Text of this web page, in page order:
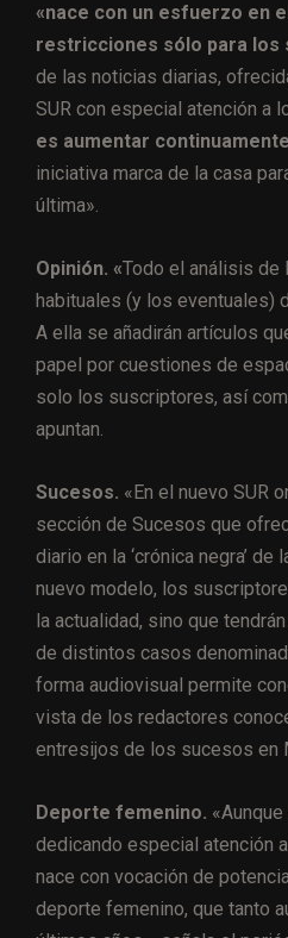
«nace con un esfuerzo en
restricciones sólo para los
de las noticias diarias,
SUR con especial atención a
es aumentar
iniciativa marca de la casa
última».
Opinión. «Todo el análisis de
habituales (y los eventuales)
A ella se añadirán artículos
papel por cuestiones de
solo los suscriptores, así
apuntan.
Sucesos. «En el nuevo SUR
sección de Sucesos que
diario en la ‘crónica negra’ de
nuevo modelo, los
la actualidad, sino que
de distintos casos
forma audiovisual permite
vista de los redactores
entresijos de los sucesos en
Deporte femenino.
dedicando especial atención
nace con vocación de
deporte femenino, que tanto